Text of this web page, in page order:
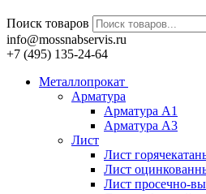
Поиск товаров
info@mossnabservis.ru
+7 (495) 135-24-64
Металлопрокат
Арматура
Арматура А1
Арматура А3
Лист
Лист
Лист
Лист просечно-